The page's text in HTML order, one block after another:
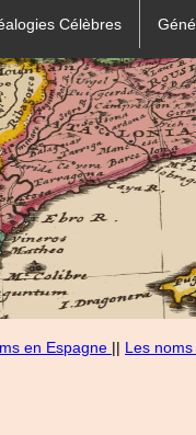
Célèbres
en Espagne || Les